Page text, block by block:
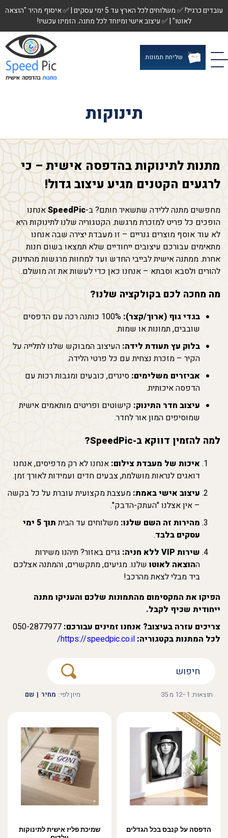
עובדים כרגיל! ✅ משלוחים לכל הארץ עד 5 ימי עסקים | ✅ איסוף מהיר "הוצאה
לאוטו" | ✅ עיצוב אישי ומיוחד לכל מתנה. הזמינו עכשיו!
שליחת תמונות
תינוקות
מתנות לתינוקות בהדפסה אישית – כי
לרגעים הקטנים מגיע עיצוב גדול!
מחפשים מתנה ללידה שתשאיר חותם? ב-SpeedPicאנחנו
הופכים כל פריט למזכרת מרגשת. הקטגוריה שלנו לתינוקות היא
לא עוד אוסף מוצרים גנריים – זו מעבדת יצירה שבה אנחנו
מתאימים עבורכם עיצובים ייחודיים שלא תמצאו בשום חנות
אחרת. ממתנה אישית לבייבי החדש ועד למחוות מרגשות מהתינוק
להורים ולסבא וסבתא – אנחנו כאן כדי לעשות את זה מושלם.
מה מחכה לכם בקולקציה שלנו?
בגדי גוף (ארוך/קצר):
100% כותנה רכה עם הדפסים
שובבים, תמונות או שמות.
בלוק עץ תעודת לידה: העיצוב המבוקש שלנו לתלייה על
הקיר – מזכרת נצחית עם כל פרטי הלידה.
אביזרים משלימים: סינרים, כובעים ומגבות רכות עם
הדפסה איכותית.
עיצוב חדר התינוק: קישוטים ופריטים מותאמים אישית
שמוסיפים המון אור לחדר.
למה להזמין דווקא ב-SpeedPic?
איכות של מעבדת צילום: אנחנו לא רק מדפיסים, אנחנו
דואגים לנראות מושלמת, צבעים חדים ועמידות לאורך זמן.
עיצוב אישי באמת: מעצבת מקצועית עוברת על כל בקשה
– אין אצלנו "העתק-הדבק".
מהירות זה השם שלנו: משלוחים עד הבית
תוך 5 ימי
עסקים בלבד.
שירות VIP ללא חניה:
גרים באזור? תיהנו משירות
ההוצאה לאוטו שלנו. מגיעים, מתקשרים, והמתנה אצלכם
ביד מבלי לצאת מהרכב!
הפיקו את המקסימום מהתמונות שלכם והעניקו מתנה
ייחודית שכיף לקבל.
צריכים עזרה בעיצוב? אנחנו זמינים עבורכם:
לכל המתנות בקטגוריה: https://speedpic.co.il/
תוצאות: 1–12 מ 35 מיון לפי: מחיר | שם
המבצע תקף באתר בלבד
הדפסה על קנבס בכל הגדלים
שמיכת פליז אישית לתינוקות